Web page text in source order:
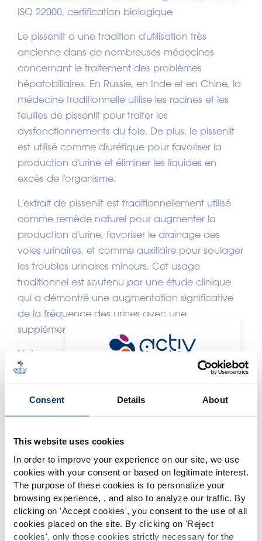
Consent Details About
This website uses cookies
In order to improve your experience on our site, we use
cookies with your consent or based on legitimate interest.
The purpose of these cookies is to personalize your
browsing experience, , and also to analyze our traffic. By
clicking on 'Accept cookies', you consent to the use of all
cookies placed on the site. By clicking on 'Reject
cookies', only those cookies strictly necessary for the
Merci de sélectionner votre
marché
Global USA
Veuillez noter que ce site web est
exclusivement destiné aux professionnels
de l’industrie des compléments
alimentaires et en aucun cas aux
consommateurs. Ce site étant accessible
dans plusieurs pays, il peut contenir des
déclarations, des allégations ou une
classification non conformes au
règlement CE n. 1924/2006 ou à d'autres
ISO 22000, certification biologique
Le pissenlit a une tradition d'utilisation très
ancienne dans de nombreuses médecines
concernant le traitement des problèmes
hépatobiliaires. En Russie, en Inde et en Chine, la
médecine traditionnelle utilise les racines et les
feuilles de pissenlit pour traiter les
dysfonctionnements du foie. De plus, le pissenlit
est utilisé comme diurétique pour favoriser la
production d'urine et éliminer les liquides en
excès de l'organisme.
L'extrait de pissenlit est traditionnellement utilisé
comme remède naturel pour augmenter la
production d'urine, favoriser le drainage des
voies urinaires, et comme auxiliaire pour soulager
les troubles urinaires mineurs. Cet usage
traditionnel est soutenu par une étude clinique
qui a démontré une augmentation significative
de la fréquence des urines avec une
supplémentation en extrait de pissenlit.
Notre produit est un extrait sec traditionnel de
pissenlit biologique avec un rapport
plante/extrait de 4:1. Ce produit est 100%
français, du sourcing de la plante jusqu'à
l'extraction.
Intéréssé ?
Cliquez ci-dessous pour faire d'Activ'Inside votre
fournisseur d'extrait de pissenlit !
CONTACT US